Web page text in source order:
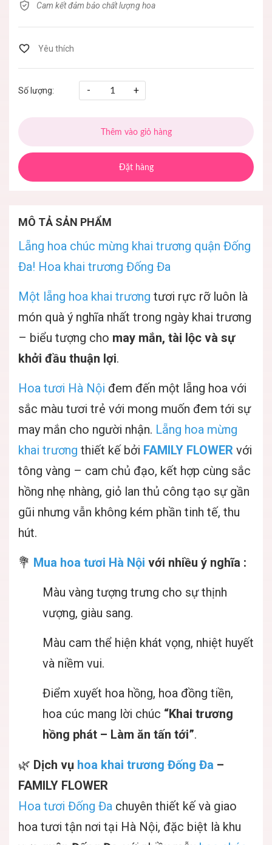
Cam kết đảm bảo chất lượng hoa
Số lượng: - +
Thêm vào giỏ hàng
Đặt hàng
MÔ TẢ SẢN PHẨM
Lẵng hoa chúc mừng khai trương quận Đống
Đa! Hoa khai trương Đống Đa
Một lẵng hoa khai trương tươi rực rỡ luôn là
món quà ý nghĩa nhất trong ngày khai trương
– biểu tượng cho may mắn, tài lộc và sự
khởi đầu thuận lợi.
Hoa tươi Hà Nội đem đến một lẵng hoa với
sắc màu tươi trẻ với mong muốn đem tới sự
may mắn cho người nhận. Lẵng hoa mừng
khai trương thiết kế bởi FAMILY FLOWER với
tông vàng – cam chủ đạo, kết hợp cùng sắc
hồng nhẹ nhàng, giỏ lan thủ công tạo sự gần
gũi nhưng vẫn không kém phần tinh tế, thu
hút.
💐 Mua hoa tươi Hà Nội với nhiều ý nghĩa :
Màu vàng tượng trưng cho sự thịnh
vượng, giàu sang.
Màu cam thể hiện khát vọng, nhiệt huyết
và niềm vui.
Điểm xuyết hoa hồng, hoa đồng tiền,
hoa cúc mang lời chúc “Khai trương
hồng phát – Làm ăn tấn tới”.
🌿 Dịch vụ hoa khai trương Đống Đa –
FAMILY FLOWER
Hoa tươi Đống Đa chuyên thiết kế và giao
hoa tươi tận nơi tại Hà Nội, đặc biệt là khu